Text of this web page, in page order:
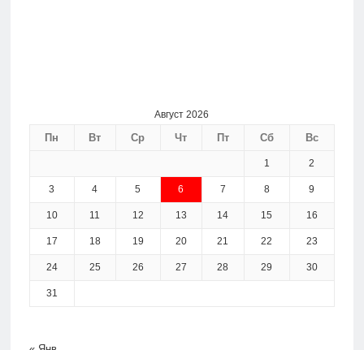
Август 2026
Пн Вт Ср Чт Пт Сб Вс
1 2
3 4 5 6 7 8 9
10 11 12 13 14 15 16
17 18 19 20 21 22 23
24 25 26 27 28 29 30
31